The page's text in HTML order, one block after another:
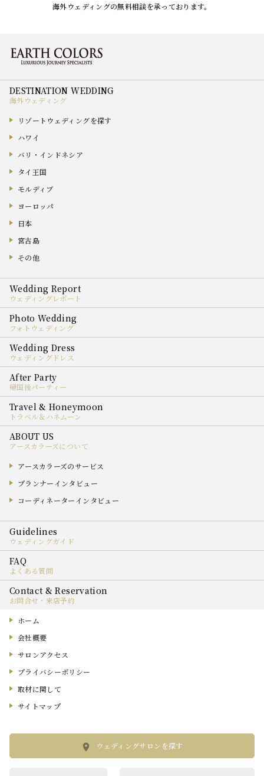
海外ウェディングの無料相談を承っております。
海外ウェディング
リゾートウェディングを探す
ハワイ
バリ・インドネシア
タイ王国
モルディブ
ヨーロッパ
日本
宮古島
その他
ウェディングレポート
フォトウェディング
ウェディングドレス
帰国後パーティー
トラベル＆ハネムーン
アースカラーズについて
アースカラーズのサービス
プランナーインタビュー
コーディネーターインタビュー
ウェディングガイド
よくある質問
お問合せ・来店予約
ホーム
会社概要
サロンアクセス
プライバシーポリシー
取材に関して
サイトマップ
ウェディングサロンを探す